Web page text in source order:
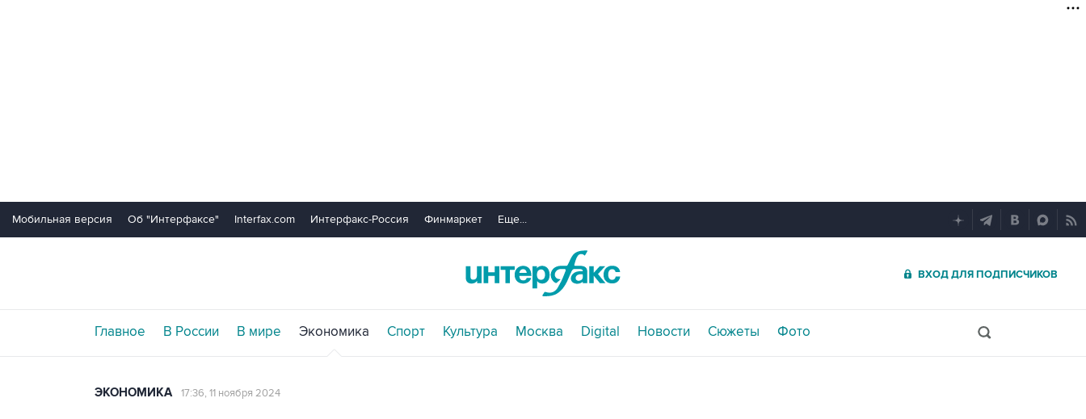
Мобильная версия Об "Интерфаксе" Interfax.com Интерфакс-Россия Финмаркет Еще...
ВХОД ДЛЯ ПОДПИСЧИКОВ
Главное В России В мире Экономика Спорт Культура Москва Digital Новости Сюжеты Фото
ЭКОНОМИКА 17:36, 11 ноября 2024